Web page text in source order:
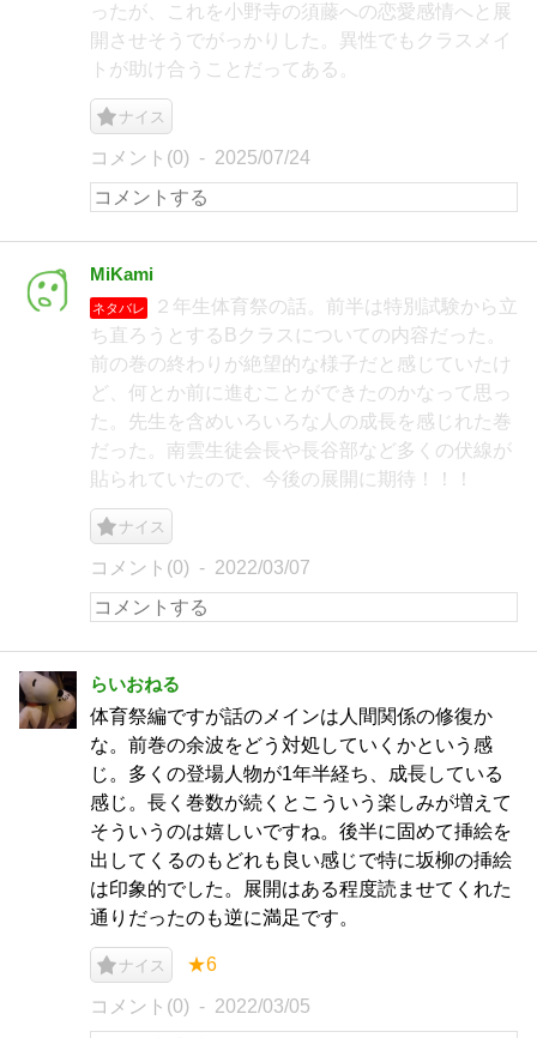
ったが、これを小野寺の須藤への恋愛感情へと展
開させそうでがっかりした。異性でもクラスメイ
トが助け合うことだってある。
ナイス
コメント(0) 2025/07/24
MiKami
ネタバレ
２年生体育祭の話。前半は特別試験から立
ち直ろうとするBクラスについての内容だった。
前の巻の終わりが絶望的な様子だと感じていたけ
ど、何とか前に進むことができたのかなって思っ
た。先生を含めいろいろな人の成長を感じれた巻
だった。南雲生徒会長や長谷部など多くの伏線が
貼られていたので、今後の展開に期待！！！
ナイス
コメント(0) 2022/03/07
らいおねる
体育祭編ですが話のメインは人間関係の修復か
な。前巻の余波をどう対処していくかという感
じ。多くの登場人物が1年半経ち、成長している
感じ。長く巻数が続くとこういう楽しみが増えて
そういうのは嬉しいですね。後半に固めて挿絵を
出してくるのもどれも良い感じで特に坂柳の挿絵
は印象的でした。展開はある程度読ませてくれた
通りだったのも逆に満足です。
ナイス ★6
コメント(0) 2022/03/05